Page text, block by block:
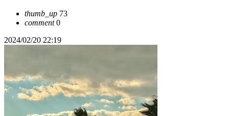
thumb_up 73
comment0
2024/02/20 22:19